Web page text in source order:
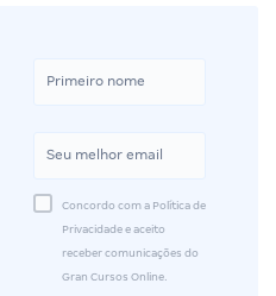
Concordo com a Política de
Privacidade e aceito
receber comunicações do
Gran Cursos Online.